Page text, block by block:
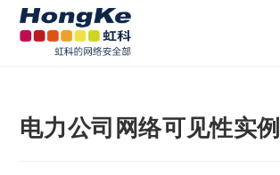
电力公司网络可见性实例